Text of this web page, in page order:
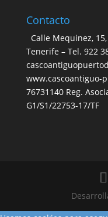
Contacto
Calle Mequinez,
Tenerife – Tel. 922
www.cascoantiguo-
76731140 Reg.
G1/S1/22753-17/TF